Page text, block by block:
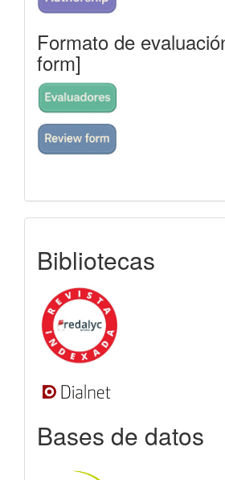
Formato de
form]
Bibliotecas
Bases de datos